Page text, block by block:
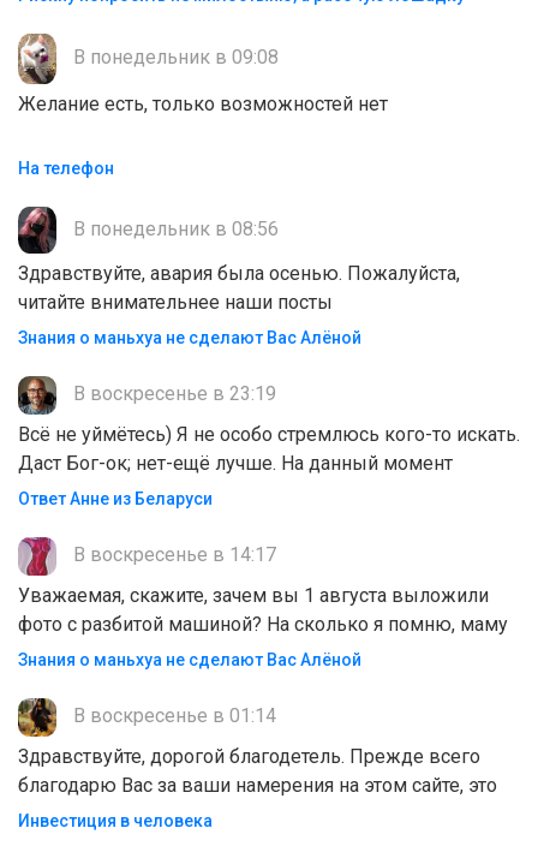
В понедельник в 09:08
Желание есть, только возможностей нет
На телефон
В понедельник в 08:56
Здравствуйте, авария была осенью. Пожалуйста,
читайте внимательнее наши посты
Знания о маньхуа не сделают Вас Алëной
В воскресенье в 23:19
Всё не уймётесь) Я не особо стремлюсь кого-то искать.
Даст Бог-ок; нет-ещё лучше. На данный момент
Ответ Анне из Беларуси
В воскресенье в 14:17
Уважаемая, скажите, зачем вы 1 августа выложили
фото с разбитой машиной? На сколько я помню, маму
Знания о маньхуа не сделают Вас Алëной
В воскресенье в 01:14
Здравствуйте, дорогой благодетель. Прежде всего
благодарю Вас за ваши намерения на этом сайте, это
Инвестиция в человека